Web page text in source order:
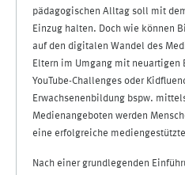
pädagogischen Alltag soll mit
Einzug halten. Doch wie können
auf den digitalen Wandel des
Eltern im Umgang mit neuartigen
YouTube-Challenges oder
Erwachsenenbildung bspw.
Medienangeboten werden
eine erfolgreiche
Nach einer grundlegenden